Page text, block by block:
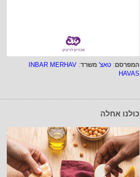
המפרסם: טאצ' משרד:
INBAR MERHAV
HAVAS
כולנו אחלה